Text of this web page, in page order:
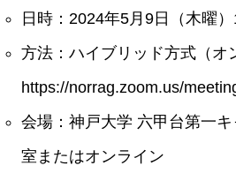
日時：2024年5月9日（木曜
方法：ハイブリッド方式（オ
https://norrag.zoom.us/
会場：神戸大学 六甲台第一
室またはオンライン